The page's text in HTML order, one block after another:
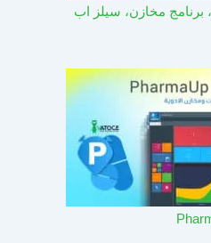
برنامج مخازن، سيلز اب